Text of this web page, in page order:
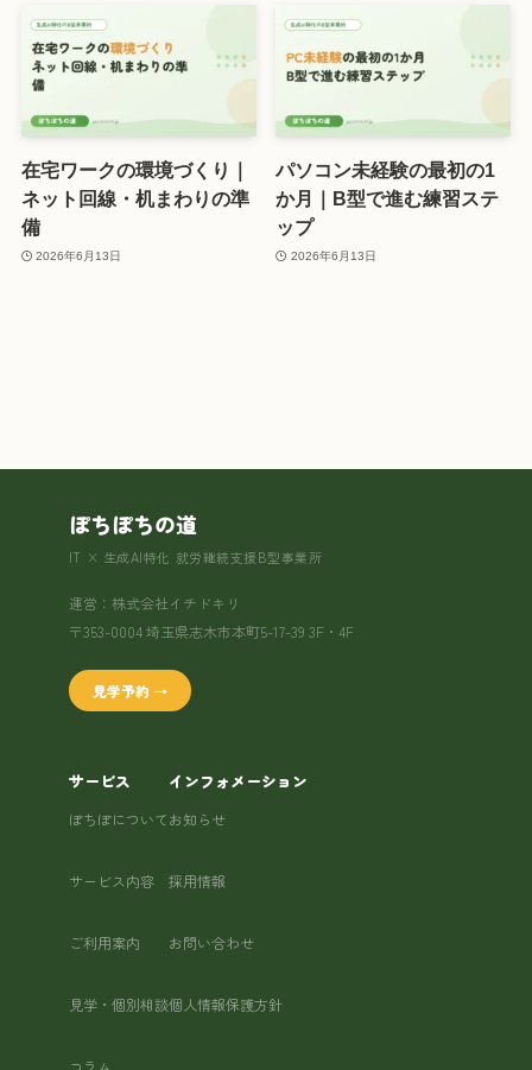
在宅ワークの環境づくり｜
ネット回線・机まわりの準
備
2026年6月13日
パソコン未経験の最初の1
か月｜B型で進む練習ステ
ップ
2026年6月13日
ぽちぽちの道
IT × 生成AI特化 就労継続支援B型事業所
運営：株式会社イチドキリ
〒353-0004 埼玉県志木市本町5-17-39 3F・4F
見学予約 →
サービス
ぽちぽについて
サービス内容
ご利用案内
見学・個別相談
コラム
インフォメーション
お知らせ
採用情報
お問い合わせ
個人情報保護方針